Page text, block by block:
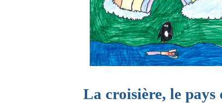
La croisière, le pays